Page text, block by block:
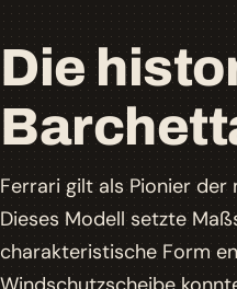
Die
Ferrari gilt als Pionier
Dieses Modell setzte
charakteristische Form